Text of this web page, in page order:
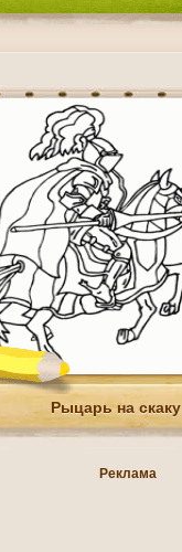
Рыцарь на скаку
Реклама